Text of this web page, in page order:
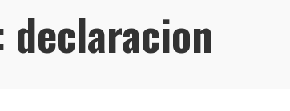
declaracion